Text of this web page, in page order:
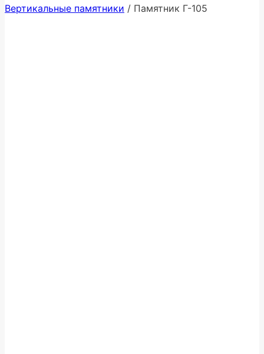
Вертикальные памятники / Памятник Г-105